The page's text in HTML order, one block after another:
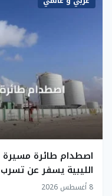
اصطدام طائرة مسيرة
الليبية يسفر عن
8 أغسطس 2026